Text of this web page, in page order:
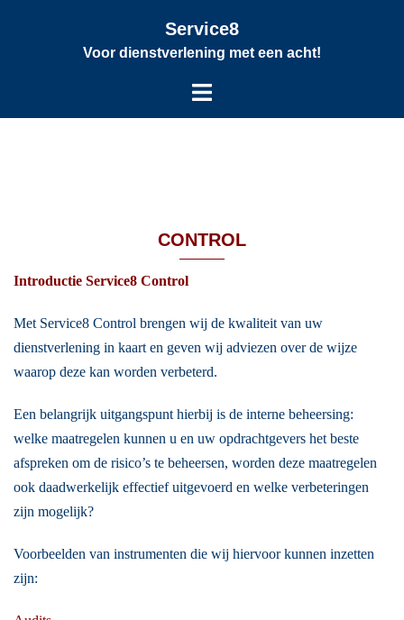
Service8
Voor dienstverlening met een acht!
CONTROL
Introductie Service8 Control
Met Service8 Control brengen wij de kwaliteit van uw
dienstverlening in kaart en geven wij adviezen over de wijze
waarop deze kan worden verbeterd.
Een belangrijk uitgangspunt hierbij is de interne beheersing:
welke maatregelen kunnen u en uw opdrachtgevers het beste
afspreken om de risico’s te beheersen, worden deze maatregelen
ook daadwerkelijk effectief uitgevoerd en welke verbeteringen
zijn mogelijk?
Voorbeelden van instrumenten die wij hiervoor kunnen inzetten
zijn: